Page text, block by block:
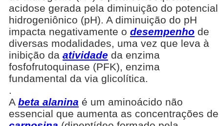
acidose gerada pela diminuição do potencial
hidrogeniônico (pH). A diminuição do pH
impacta negativamente o desempenho de
diversas modalidades, uma vez que leva à
inibição da atividade da enzima
fosfofrutoquinase (PFK), enzima
fundamental da via glicolítica.
.
A beta alanina é um aminoácido não
essencial que aumenta as concentrações de